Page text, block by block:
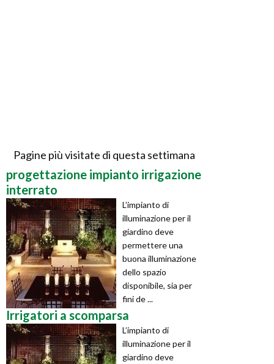
Pagine più visitate di questa settimana
progettazione impianto irrigazione
interrato
L’impianto di
illuminazione per il
giardino deve
permettere una
buona illuminazione
dello spazio
disponibile, sia per
fini de ...
Irrigatori a scomparsa
L’impianto di
illuminazione per il
giardino deve